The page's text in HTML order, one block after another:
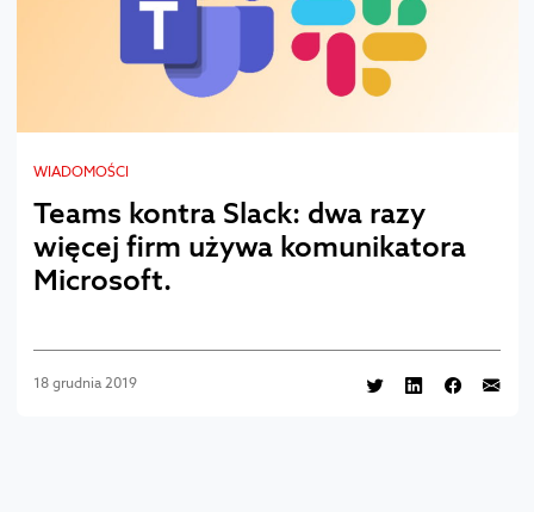
WIADOMOŚCI
Teams kontra Slack: dwa razy
więcej firm używa komunikatora
Microsoft.
18 grudnia 2019